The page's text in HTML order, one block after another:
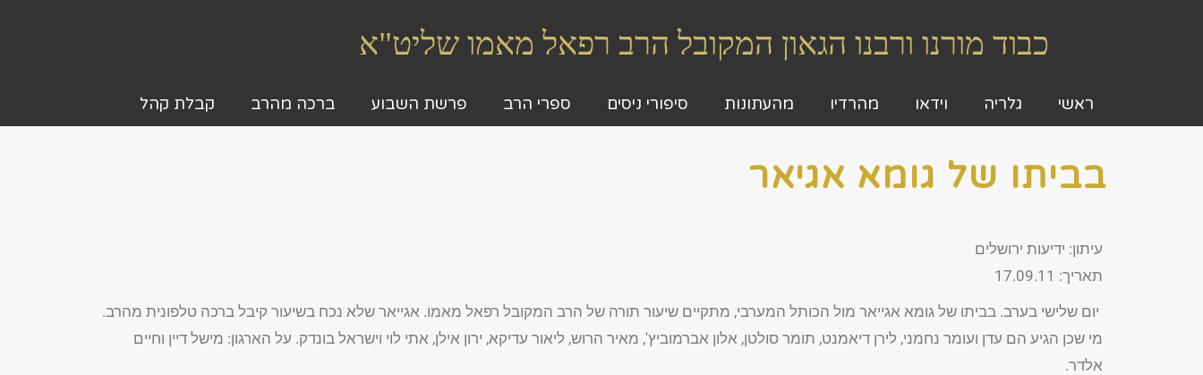
כבוד מורנו ורבנו הגאון המקובל הרב רפאל מאמו שליט"א
ראשי גלריה וידאו מהרדיו מהעתונות סיפורי ניסים ספרי הרב פרשת השבוע ברכה מהרב קבלת קהל
בביתו של גומא אגיאר
עיתון: ידיעות ירושלים
תאריך: 17.09.11
יום שלישי בערב. בביתו של גומא אגייאר מול הכותל המערבי, מתקיים שיעור תורה של הרב המקובל רפאל מאמו. אגייאר שלא נכח בשיעור קיבל ברכה טלפונית מהרב.
מי שכן הגיע הם עדן ועומר נחמני, לירן דיאמנט, תומר סולטן, אלון אברמוביץ', מאיר הרוש, ליאור עדיקא, ירון אילן, אתי לוי וישראל בונדק. על הארגון: מישל דיין וחיים
אלדר.